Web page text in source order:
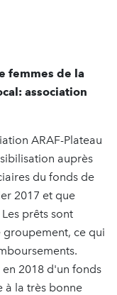
femmes de la
association
ARAF-Plateau
auprès
du fonds de
2017 et que
prêts sont
ce qui
2018 d'un fonds
à la très bonne